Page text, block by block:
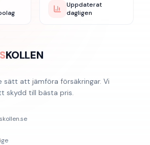
Uppdaterat
dagligen
KOLLEN
sätt att jämföra försäkringar. Vi
skydd till bästa pris.